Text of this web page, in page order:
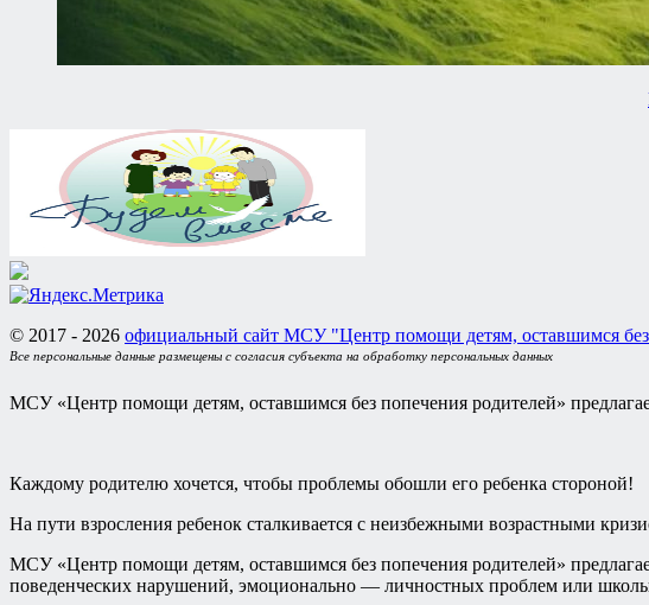
© 2017 - 2026 официальный сайт МСУ "Центр помощи детям, оставшимся без
Все персональные данные размещены с согласия субъекта на обработку персональных данных
МСУ «Центр помощи детям, оставшимся без попечения родителей»
Каждому родителю хочется, чтобы проблемы обошли его ребенка стороной!
На пути взросления ребенок сталкивается с неизбежными возрастными
МСУ «Центр помощи детям, оставшимся без попечения родителей»
поведенческих нарушений, эмоционально — личностных проблем или